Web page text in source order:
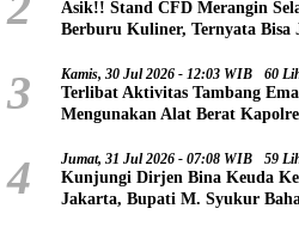
Asik!! Stand CFD Merangin
Berburu Kuliner, Ternyata Bisa
3 Kamis, 30 Jul 2026 - 12:03 WIB 60
Terlibat Aktivitas Tambang
Mengunakan Alat Berat
SD 94 Desa Tanjung Mudo
4 Jumat, 31 Jul 2026 - 07:08 WIB 59
Kunjungi Dirjen Bina Keuda
Jakarta, Bupati M. Syukur